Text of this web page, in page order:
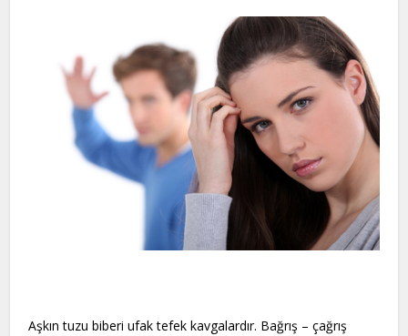
Aşkın tuzu biberi ufak tefek kavgalardır. Bağrış – çağrış